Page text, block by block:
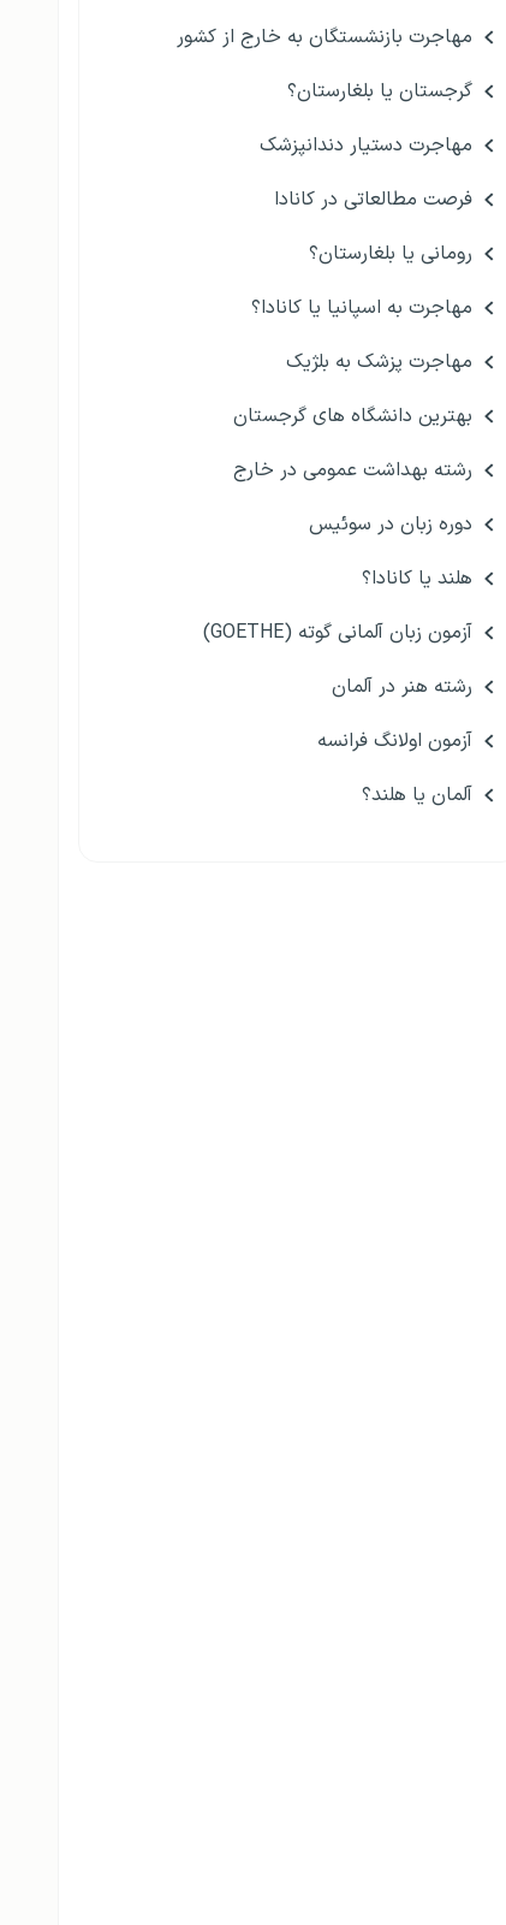
مهاجرت بازنشستگان به خارج از کشور
گرجستان یا بلغارستان؟
مهاجرت دستیار دندانپزشک
فرصت مطالعاتی در کانادا
رومانی یا بلغارستان؟
مهاجرت به اسپانیا یا کانادا؟
مهاجرت پزشک به بلژیک
بهترین دانشگاه های گرجستان
رشته بهداشت عمومی در خارج
دوره زبان در سوئیس
هلند یا کانادا؟
آزمون زبان آلمانی گوته (GOETHE)
رشته هنر در آلمان
آزمون اولانگ فرانسه
آلمان یا هلند؟